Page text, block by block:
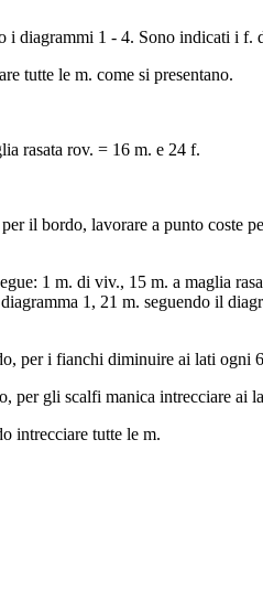
i diagrammi 1 - 4. Sono indicati i f.
tutte le m. come si presentano.
rasata rov. = 16 m. e 24 f.
il bordo, lavorare a punto coste
1 m. di viv., 15 m. a maglia
1, 21 m. seguendo il
per i fianchi diminuire ai lati ogni
per gli scalfi manica intrecciare ai
intrecciare tutte le m.